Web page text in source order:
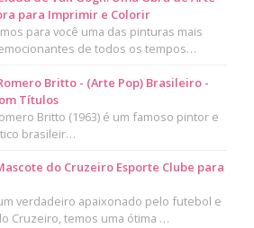
para Imprimir e Colorir
para você uma das pinturas mais
de todos os tempos…
Britto - (Arte Pop) Brasileiro -
Títulos
Britto (1963) é um famoso pintor e
brasileir…
do Cruzeiro Esporte Clube para
verdadeiro apaixonado pelo futebol e
Cruzeiro, temos uma ótima …